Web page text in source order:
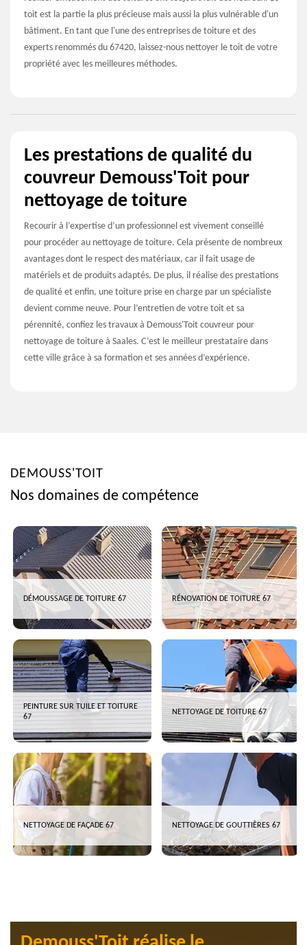
toit est la partie la plus précieuse mais aussi la plus vulnérable d'un
bâtiment. En tant que l'une des entreprises de toiture et des
experts renommés du 67420, laissez-nous nettoyer le toit de votre
propriété avec les meilleures méthodes.
Les prestations de qualité du
couvreur Demouss'Toit pour
nettoyage de toiture
Recourir à l’expertise d’un professionnel est vivement conseillé
pour procéder au nettoyage de toiture. Cela présente de nombreux
avantages dont le respect des matériaux, car il fait usage de
matériels et de produits adaptés. De plus, il réalise des prestations
de qualité et enfin, une toiture prise en charge par un spécialiste
devient comme neuve. Pour l’entretien de votre toit et sa
pérennité, confiez les travaux à Demouss'Toit couvreur pour
nettoyage de toiture à Saales. C’est le meilleur prestataire dans
cette ville grâce à sa formation et ses années d’expérience.
DEMOUSS'TOIT
Nos domaines de compétence
DÉMOUSSAGE DE TOITURE 67 RÉNOVATION DE TOITURE 67
PEINTURE SUR TUILE ET TOITURE
67
NETTOYAGE DE TOITURE 67
NETTOYAGE DE FAÇADE 67 NETTOYAGE DE GOUTTIÈRES 67